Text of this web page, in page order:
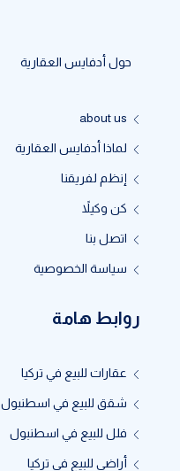
حول أدفايس العقارية
about us
لماذا أدفايس العقارية
إنظم لفريقنا
كن وكيلاً
اتصل بنا
سياسة الخصوصية
روابط هامة
عقارات للبيع في تركيا
شقق للبيع في اسطنبول
فلل للبيع في اسطنبول
أراضي للبيع في تركيا